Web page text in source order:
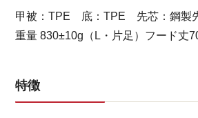
甲被：TPE 底：TPE 先芯：鋼製
重量 830±10g（L・片足）フード丈
特徴